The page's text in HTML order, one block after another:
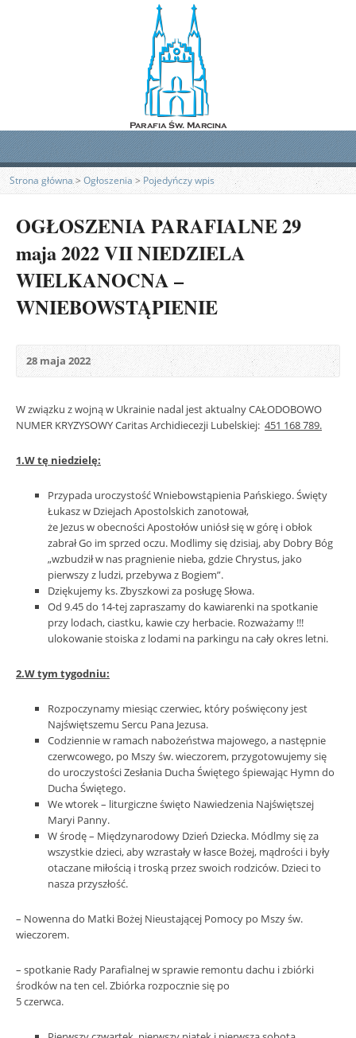
Strona główna> Ogłoszenia>Pojedyńczy wpis
OGŁOSZENIA PARAFIALNE 29
maja 2022 VII NIEDZIELA
WIELKANOCNA –
WNIEBOWSTĄPIENIE
28 maja 2022
W związku z wojną w Ukrainie nadal jest aktualny CAŁODOBOWO
NUMER KRYZYSOWY Caritas Archidiecezji Lubelskiej: 451 168 789.
1.W tę niedzielę:
Przypada uroczystość Wniebowstąpienia Pańskiego. Święty
Łukasz w Dziejach Apostolskich zanotował,
że Jezus w obecności Apostołów uniósł się w górę i obłok
zabrał Go im sprzed oczu. Modlimy się dzisiaj, aby Dobry Bóg
„wzbudził w nas pragnienie nieba, gdzie Chrystus, jako
pierwszy z ludzi, przebywa z Bogiem”.
Dziękujemy ks. Zbyszkowi za posługę Słowa.
Od 9.45 do 14-tej zapraszamy do kawiarenki na spotkanie
przy lodach, ciastku, kawie czy herbacie. Rozważamy !!!
ulokowanie stoiska z lodami na parkingu na cały okres letni.
2.W tym tygodniu:
Rozpoczynamy miesiąc czerwiec, który poświęcony jest
Najświętszemu Sercu Pana Jezusa.
Codziennie w ramach nabożeństwa majowego, a następnie
czerwcowego, po Mszy św. wieczorem, przygotowujemy się
do uroczystości Zesłania Ducha Świętego śpiewając Hymn do
Ducha Świętego.
We wtorek – liturgiczne święto Nawiedzenia Najświętszej
Maryi Panny.
W środę – Międzynarodowy Dzień Dziecka. Módlmy się za
wszystkie dzieci, aby wzrastały w łasce Bożej, mądrości i były
otaczane miłością i troską przez swoich rodziców. Dzieci to
nasza przyszłość.
– Nowenna do Matki Bożej Nieustającej Pomocy po Mszy św.
wieczorem.
– spotkanie Rady Parafialnej w sprawie remontu dachu i zbiórki
środków na ten cel. Zbiórka rozpocznie się po
5 czerwca.